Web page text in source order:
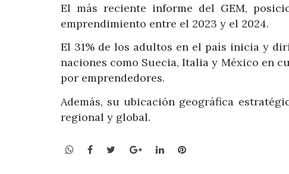
El más reciente informe del GEM,
emprendimiento entre el 2023 y el 2024.
El 31% de los adultos en el país inicia y
naciones como Suecia, Italia y México en
por emprendedores.
Además, su ubicación geográfica
regional y global.
WhatsApp
Facebook
TwitterGoogle+LinkedInPinterest